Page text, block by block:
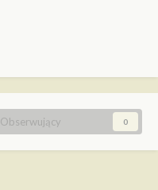
Obserwujący 0